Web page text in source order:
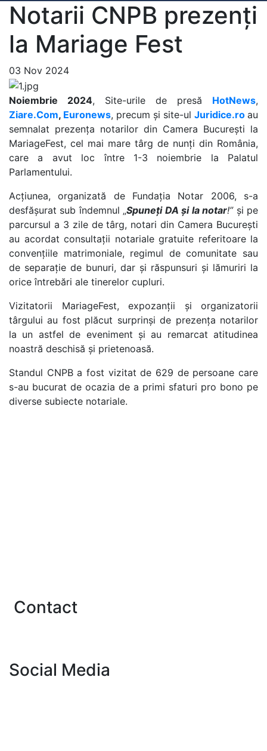
Notarii CNPB prezenți
la Mariage Fest
03 Nov 2024
Noiembrie 2024, Site-urile de presă HotNews,
Ziare.Com, Euronews, precum și site-ul Juridice.ro au
semnalat prezența notarilor din Camera București la
MariageFest, cel mai mare târg de nunți din România,
care a avut loc între 1-3 noiembrie la Palatul
Parlamentului.
Acțiunea, organizată de Fundația Notar 2006, s-a
desfășurat sub îndemnul „Spuneți DA și la notar!” și pe
parcursul a 3 zile de târg, notari din Camera București
au acordat consultații notariale gratuite referitoare la
convențiile matrimoniale, regimul de comunitate sau
de separație de bunuri, dar și răspunsuri și lămuriri la
orice întrebări ale tinerelor cupluri.
Vizitatorii MariageFest, expozanții și organizatorii
târgului au fost plăcut surprinși de prezența notarilor
la un astfel de eveniment și au remarcat atitudinea
noastră deschisă și prietenoasă.
Standul CNPB a fost vizitat de 629 de persoane care
s-au bucurat de ocazia de a primi sfaturi pro bono pe
diverse subiecte notariale.
Contact
Social Media